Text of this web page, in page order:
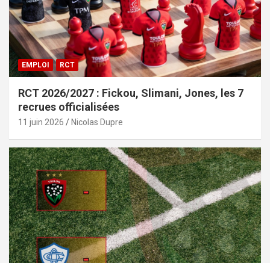
EMPLOI RCT
RCT 2026/2027 : Fickou, Slimani, Jones, les 7
recrues officialisées
11 juin 2026 Nicolas Dupre